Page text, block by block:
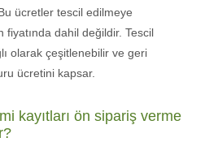
Bu ücretler tescil edilmeye
fiyatında dahil değildir. Tescil
olarak çeşitlenebilir ve geri
ücretini kapsar.
kayıtları ön sipariş verme